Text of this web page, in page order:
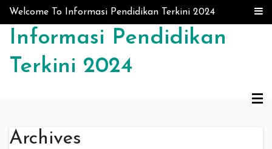
Skip to content
Welcome To Informasi Pendidikan Terkini 2024
Informasi Pendidikan
Terkini 2024
Archives